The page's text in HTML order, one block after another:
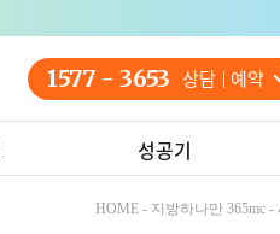
1577 - 3653 상담 예약
성공기
HOME - 지방하나만 365mc